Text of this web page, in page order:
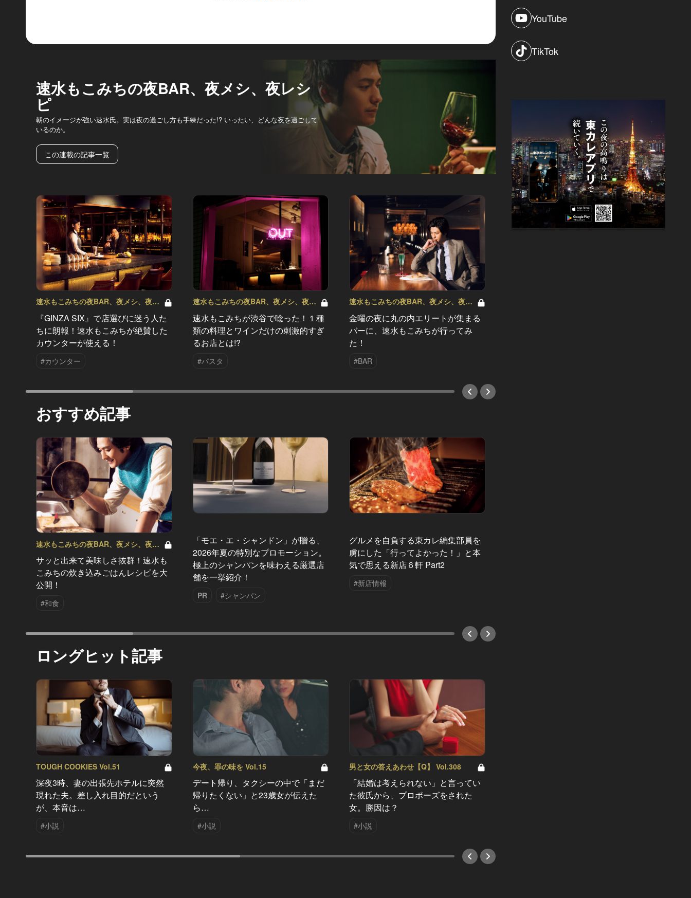
速水もこみちの夜BAR、夜メシ、夜レシ
ピ
朝のイメージが強い速水氏。実は夜の過ごし方も手練だった!? いったい、どんな夜を過ごして
いるのか。
この連載の記事一覧
速水もこみちの夜BAR、夜メシ、夜レ
『GINZA SIX』で店選びに迷う人た
ちに朗報！速水もこみちが絶賛した
カウンターが使える！
#カウンター
速水もこみちの夜BAR、夜メシ、夜レ
シピ Vol.29
速水もこみちが渋谷で唸った！１種
類の料理とワインだけの刺激的すぎ
るお店とは!?
#パスタ
速水もこみちの夜BAR、夜メシ、夜レ
シピ Vol.28
金曜の夜に丸の内エリートが集まる
バーに、速水もこみちが行ってみ
た！
#BAR
おすすめ記事
速水もこみちの夜BAR、夜メシ、夜レ
シピ Vol.20
サッと出来て美味しさ抜群！速水も
こみちの炊き込みごはんレシピを大
公開！
#和食
「モエ・エ・シャンドン」が贈る、
2026年夏の特別なプロモーション。
極上のシャンパンを味わえる厳選店
舗を一挙紹介！
PR #シャンパン
グルメを自負する東カレ編集部員を
虜にした「行ってよかった！」と本
気で思える新店６軒 Part2
#新店情報
ロングヒット記事
TOUGH COOKIES Vol.51
深夜3時、妻の出張先ホテルに突然
現れた夫。差し入れ目的だという
が、本音は…
#小説
今夜、罪の味を Vol.15
デート帰り、タクシーの中で「まだ
帰りたくない」と23歳女が伝えた
ら…
#小説
男と女の答えあわせ【Q】 Vol.308
「結婚は考えられない」と言ってい
た彼氏から、プロポーズをされた
女。勝因は？
#小説
YouTube
TikTok